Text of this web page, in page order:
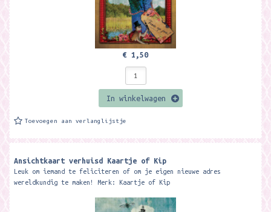
€ 1,50
In winkelwagen
Toevoegen aan verlanglijstje
Ansichtkaart verhuisd Kaartje of Kip
Leuk om iemand te feliciteren of om je eigen nieuwe adres
wereldkundig te maken! Merk: Kaartje of Kip